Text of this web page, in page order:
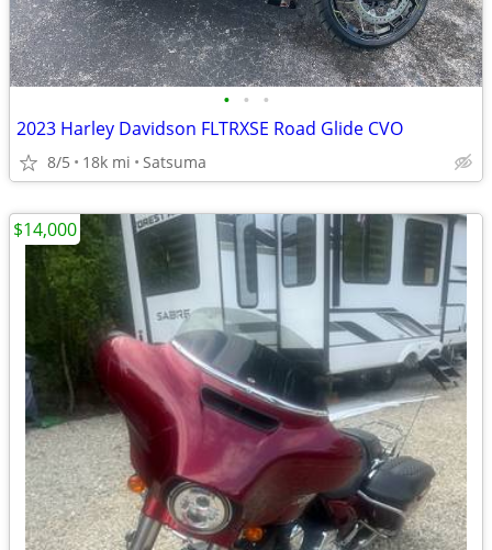
• • •
2023 Harley Davidson FLTRXSE Road Glide CVO
8/5 18k mi Satsuma
$14,000